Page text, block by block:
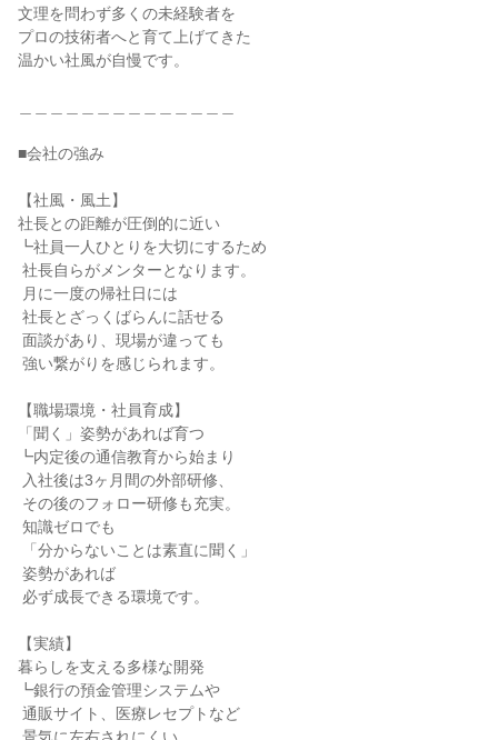
文理を問わず多くの未経験者を
プロの技術者へと育て上げてきた
温かい社風が自慢です。
■会社の強み
【社風・風土】
社長との距離が圧倒的に近い
┗社員一人ひとりを大切にするため
【職場環境・社員育成】
「聞く」姿勢があれば育つ
┗内定後の通信教育から始まり
【実績】
暮らしを支える多様な開発
┗銀行の預金管理システムや